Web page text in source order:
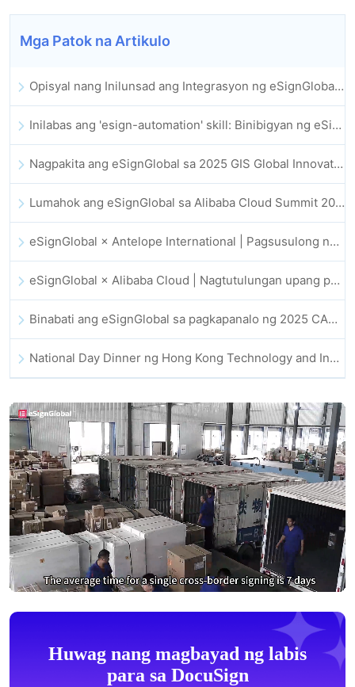
Mga Patok na Artikulo
Opisyal nang Inilunsad ang Integrasyon ng eSignGlobal sa Lark Multi-dimensional Table: Buong Awtomatiko ang Pagpirma at Pag-archive ng Elektronikong Kontrata
Inilabas ang 'esign-automation' skill: Binibigyan ng eSignGlobal ang OpenClaw ng mga awtomatikong e-signature
Nagpakita ang eSignGlobal sa 2025 GIS Global Innovation Exhibition
Lumahok ang eSignGlobal sa Alibaba Cloud Summit 2025 Hong Kong, na nagsusulong ng AI-driven na cloud innovation at digital trust
eSignGlobal × Antelope International | Pagsusulong ng ligtas at AI-driven na digital workflows
eSignGlobal × Alibaba Cloud | Nagtutulungan upang palakasin ang pandaigdigang digital trust para sa fintech
Binabati ang eSignGlobal sa pagkapanalo ng 2025 CAHK STAR Award
National Day Dinner ng Hong Kong Technology and Innovation Community
Huwag nang magbayad ng labis
para sa DocuSign